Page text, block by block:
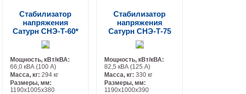
Стабилизатор
напряжения
Сатурн СНЭ-Т-60*
Мощность, кВт/кВА:
66,0 кВА (100 А)
Масса, кг: 294 кг
Размеры, мм:
1190х1005х380
Стабилизатор
напряжения
Сатурн СНЭ-Т-75
Мощность, кВт/кВА:
82,5 кВА (125 А)
Масса, кг:330 кг
Размеры, мм:
1190х1000х390